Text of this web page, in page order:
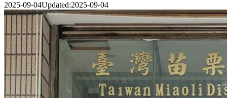
2025-09-04Updated:2025-09-04